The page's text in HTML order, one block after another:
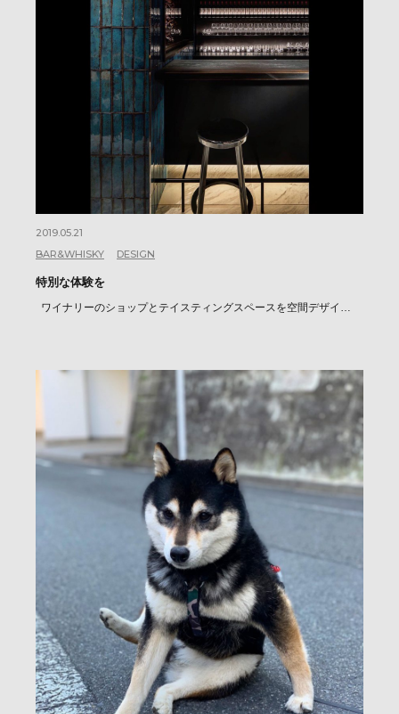
2019.05.21
BAR&WHISKY
DESIGN
特別な体験を
ワイナリーのショップとテイスティングスペースを空間デザイ…